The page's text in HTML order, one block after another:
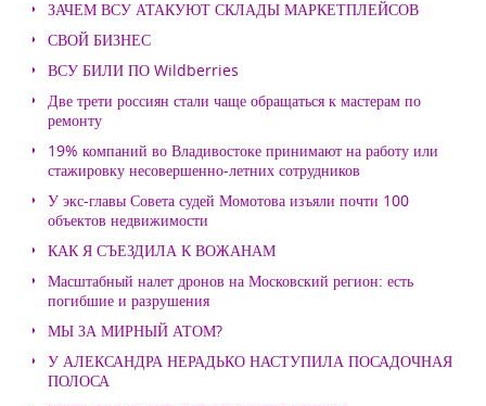
ЗАЧЕМ ВСУ АТАКУЮТ СКЛАДЫ МАРКЕТПЛЕЙСОВ
СВОЙ БИЗНЕС
ВСУ БИЛИ ПО Wildberries
Две трети россиян стали чаще обращаться к мастерам по
ремонту
19% компаний во Владивостоке принимают на работу или
стажировку несовершенно-летних сотрудников
У экс-главы Совета судей Момотова изъяли почти 100
объектов недвижимости
КАК Я СЪЕЗДИЛА К ВОЖАНАМ
Масштабный налет дронов на Московский регион: есть
погибшие и разрушения
МЫ ЗА МИРНЫЙ АТОМ?
У АЛЕКСАНДРА НЕРАДЬКО НАСТУПИЛА ПОСАДОЧНАЯ
ПОЛОСА